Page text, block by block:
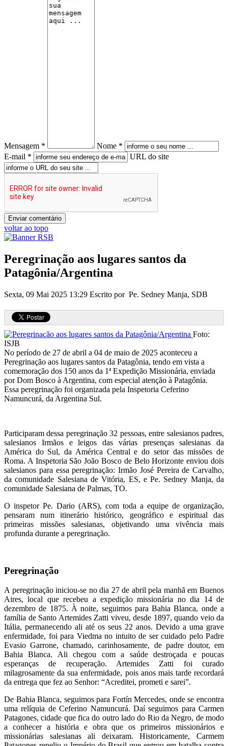
Mensagem *
Nome *
E-mail *
URL do site
voltar ao topo
Peregrinação aos lugares santos da
Patagônia/Argentina
Sexta, 09 Mai 2025 13:29 Escrito por Pe. Sedney Manja, SDB
Foto:
ISJB
No período de 27 de abril a 04 de maio de 2025 aconteceu a
Peregrinação aos lugares santos da Patagônia, tendo em vista a
comemoração dos 150 anos da 1ª Expedição Missionária, enviada
por Dom Bosco à Argentina, com especial atenção à Patagônia.
Essa peregrinação foi organizada pela Inspetoria Ceferino
Namuncurá, da Argentina Sul.
Participaram dessa peregrinação 32 pessoas, entre salesianos padres,
salesianos Irmãos e leigos das várias presenças salesianas da
América do Sul, da América Central e do setor das missões de
Roma. A Inspetoria São João Bosco de Belo Horizonte enviou dois
salesianos para essa peregrinação: Irmão José Pereira de Carvalho,
da comunidade Salesiana de Vitória, ES, e Pe. Sedney Manja, da
comunidade Salesiana de Palmas, TO.
O inspetor Pe. Dario (ARS), com toda a equipe de organização,
pensaram num itinerário histórico, geográfico e espiritual das
primeiras missões salesianas, objetivando uma vivência mais
profunda durante a peregrinação.
Peregrinação
A peregrinação iniciou-se no dia 27 de abril pela manhã em Buenos
Aires, local que recebeu a expedição missionária no dia 14 de
dezembro de 1875. À noite, seguimos para Bahia Blanca, onde a
família de Santo Artemides Zatti viveu, desde 1897, quando veio da
Itália, permanecendo ali até os seus 22 anos. Devido a uma grave
enfermidade, foi para Viedma no intuito de ser cuidado pelo Padre
Evasio Garrone, chamado, carinhosamente, de padre doutor, em
Bahia Blanca. Ali chegou com a saúde destroçada e poucas
esperanças de recuperação. Artemides Zatti foi curado
milagrosamente da sua enfermidade, pois anos mais tarde recordará
da entrega que fez ao Senhor: “Acreditei, prometi e sarei”.
De Bahia Blanca, seguimos para Fortín Mercedes, onde se encontra
uma relíquia de Ceferino Namuncurá. Daí seguimos para Carmen
Patagones, cidade que fica do outro lado do Rio da Negro, de modo
a conhecer a história e obra que os primeiros missionários e
missionárias salesianas ali deixaram. Historicamente, Carmem